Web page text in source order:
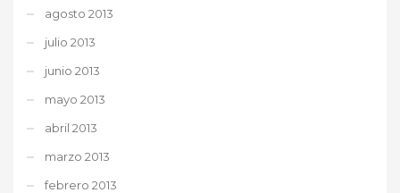
agosto 2013
julio 2013
junio 2013
mayo 2013
abril 2013
marzo 2013
febrero 2013